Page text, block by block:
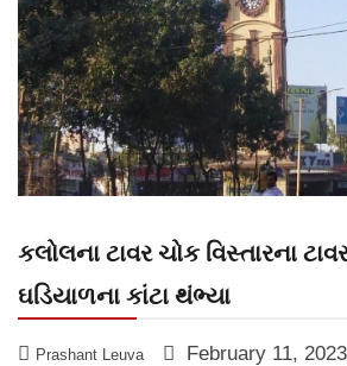
કલોલના ટાવર ચોક વિસ્તારના
ઘડિયાળના કાંટા થંભ્યા
Prashant Leuva February 11, 2023